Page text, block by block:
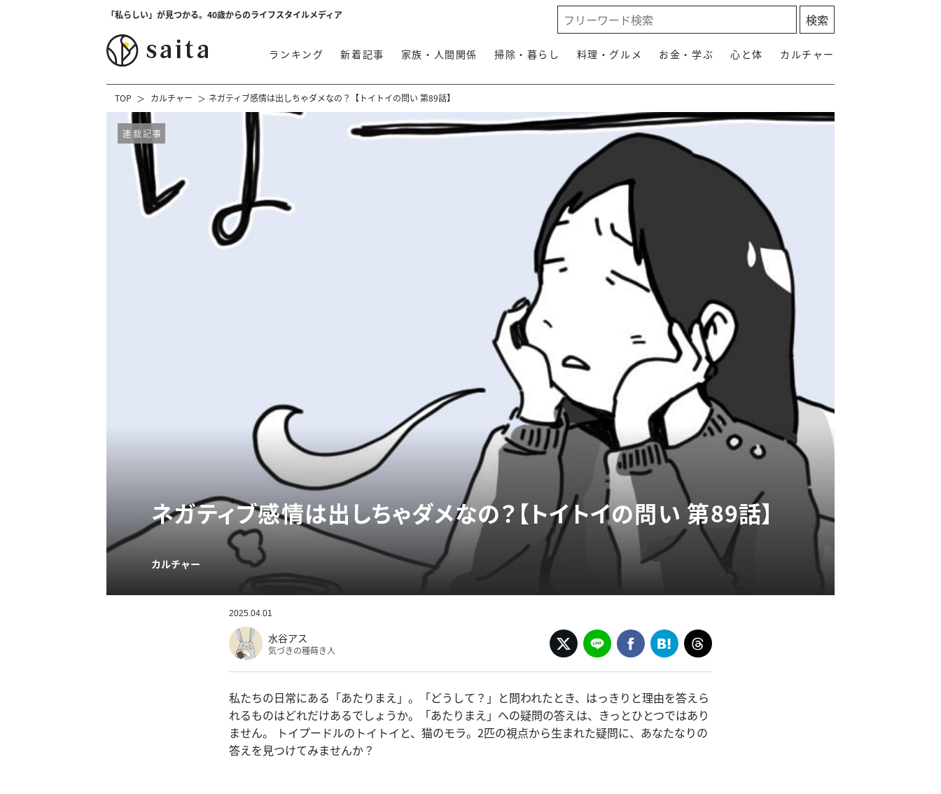
「私らしい」が見つかる。40歳からのライフスタイルメディア
ランキング 新着記事 家族・人間関係 掃除・暮らし 料理・グルメ お金・学ぶ 心と体 カルチャー
TOP カルチャー ネガティブ感情は出しちゃダメなの？【トイトイの問い 第89話】
連載記事
ネガティブ感情は出しちゃダメなの？【トイトイの問い 第89話】
カルチャー
2025.04.01
水谷アス
気づきの種蒔き人
私たちの日常にある「あたりまえ」。「どうして？」と問われたとき、はっきりと理由を答えら
れるものはどれだけあるでしょうか。「あたりまえ」への疑問の答えは、きっとひとつではあり
ません。 トイプードルのトイトイと、猫のモラ。2匹の視点から生まれた疑問に、あなたなりの
答えを見つけてみませんか？